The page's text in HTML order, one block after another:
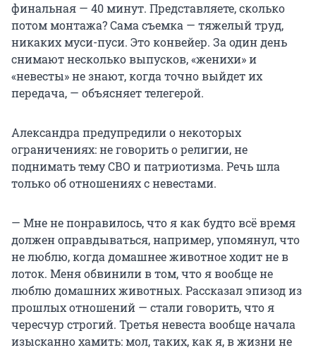
финальная — 40 минут. Представляете, сколько
потом монтажа? Сама съемка — тяжелый труд,
никаких муси-пуси. Это конвейер. За один день
снимают несколько выпусков, «женихи» и
«невесты» не знают, когда точно выйдет их
передача, — объясняет телегерой.
Александра предупредили о некоторых
ограничениях: не говорить о религии, не
поднимать тему СВО и патриотизма. Речь шла
только об отношениях с невестами.
— Мне не понравилось, что я как будто всё время
должен оправдываться, например, упомянул, что
не люблю, когда домашнее животное ходит не в
лоток. Меня обвинили в том, что я вообще не
люблю домашних животных. Рассказал эпизод из
прошлых отношений — стали говорить, что я
чересчур строгий. Третья невеста вообще начала
изысканно хамить: мол, таких, как я, в жизни не